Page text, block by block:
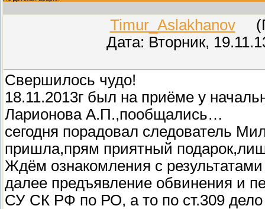
Timur_Aslakhanov
Дата: Вторник,
Свершилось чудо!
18.11.2013г был на приёме у
Ларионова А.П.,пообщались…
сегодня порадовал следователь
пришла,прям приятный
Ждём ознакомления с
далее предъявление обвинения и
СУ СК РФ по РО, а то по ст.309 дело